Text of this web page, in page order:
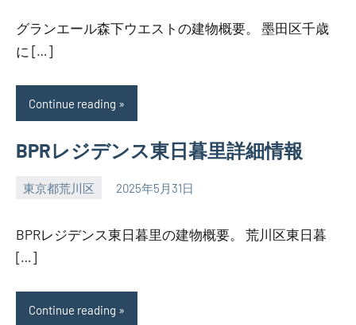
グランエール森下ウエストの建物概要。 墨田区千歳
に […]
Continue reading
BPRレジデンス東日暮里詳細情報
東京都荒川区 2025年5月31日
SEZIMO
BPRレジデンス東日暮里の建物概要。 荒川区東日暮
[…]
Continue reading